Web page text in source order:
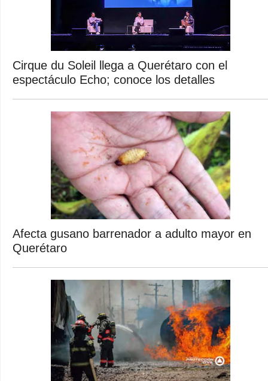
Cirque du Soleil llega a Querétaro con el
espectáculo Echo; conoce los detalles
Afecta gusano barrenador a adulto mayor en
Querétaro